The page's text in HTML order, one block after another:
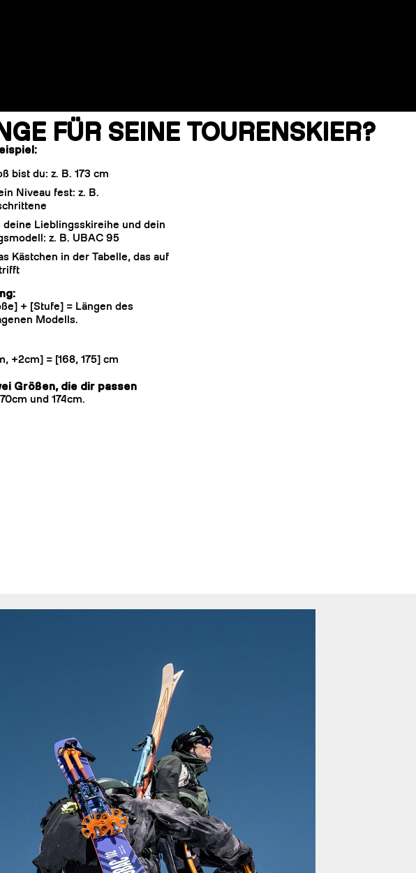
FÜR SEINE TOURENSKIER?
bist du: z. B. 173 cm
Niveau fest: z. B.
deine Lieblingsskireihe und dein
z. B. UBAC 95
Kästchen in der Tabelle, das auf
+ [Stufe] = Längen des
Modells.
+2cm] = [168, 175] cm
Größen, die dir passen
und 174cm.